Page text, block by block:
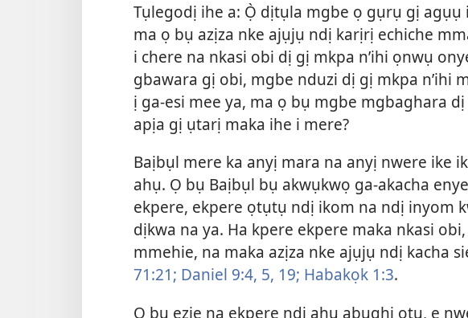
Tụlegodị ihe a: Ọ̀ dịtụla mgbe ọ gụrụ gị
ma ọ bụ azịza nke ajụjụ ndị karịrị echiche
i chere na nkasi obi dị gị mkpa n’ihi ọnwụ
gbawara gị obi, mgbe nduzi dị gị mkpa n’ihi
ị ga-esi mee ya, ma ọ bụ mgbe mgbaghara
apịa gị ụtarị maka ihe i mere?
Baịbụl mere ka anyị mara na anyị nwere ike
ahụ. Ọ bụ Baịbụl bụ akwụkwọ ga-akacha
ekpere, ekpere ọtụtụ ndị ikom na ndị inyom
dịkwa na ya. Ha kpere ekpere maka nkasi
mmehie, na maka azịza nke ajụjụ ndị kacha
71:21; Daniel 9:4, 5, 19; Habakọk 1:3.
Ọ bụ ezie na ekpere ndị ahụ abụghị otu, e